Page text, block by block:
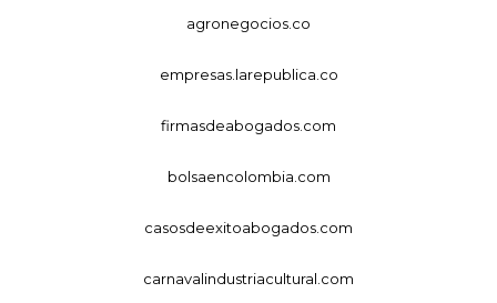
agronegocios.co
empresas.larepublica.co
firmasdeabogados.com
bolsaencolombia.com
casosdeexitoabogados.com
carnavalindustriacultural.com